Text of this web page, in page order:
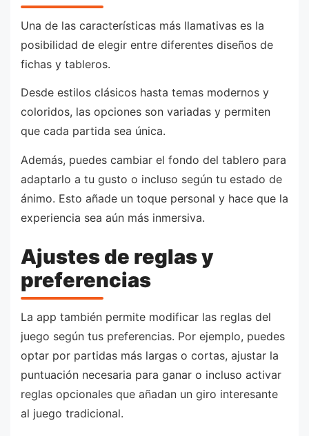
Una de las características más llamativas es la
posibilidad de elegir entre diferentes diseños de
fichas y tableros.
Desde estilos clásicos hasta temas modernos y
coloridos, las opciones son variadas y permiten
que cada partida sea única.
Además, puedes cambiar el fondo del tablero para
adaptarlo a tu gusto o incluso según tu estado de
ánimo. Esto añade un toque personal y hace que la
experiencia sea aún más inmersiva.
Ajustes de reglas y
preferencias
La app también permite modificar las reglas del
juego según tus preferencias. Por ejemplo, puedes
optar por partidas más largas o cortas, ajustar la
puntuación necesaria para ganar o incluso activar
reglas opcionales que añadan un giro interesante
al juego tradicional.